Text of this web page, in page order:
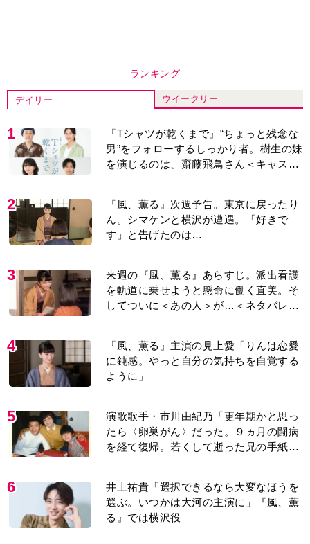
ランキング
デイリー ウイークリー
1
『Tシャツが乾くまで』“ちょっと残念な
男”をフォローするしっかり者。樹生の妹
を演じるのは、齋藤飛鳥さん＜キャスト
2
『風、薫る』次週予告。東京に戻ったり
ん。シマケンと横沢が遭遇。「好きで
す」と告げたのは…
3
来週の『風、薫る』あらすじ。派出看護
を軌道に乗せようと懸命に働く直美。そ
してついに＜あの人＞が…＜ネタバレあ
4
『風、薫る』主演の見上愛「りんは恋愛
に鈍感。やっと自分の気持ちを自覚する
ように」
5
演歌歌手・市川由紀乃「更年期かと思っ
たら〈卵巣がん〉だった。９ヵ月の闘病
を経て復帰。若くして逝った兄の手紙を
6
井上祐貴「選択できるなら大変なほうを
選ぶ。いつかは大河の主演に」『風、薫
る』では横沢役